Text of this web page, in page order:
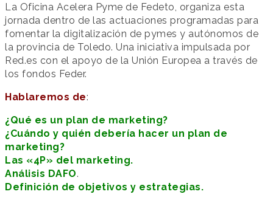
La Oficina Acelera Pyme de Fedeto, organiza esta
jornada dentro de las actuaciones programadas para
fomentar la digitalización de pymes y autónomos de
la provincia de Toledo. Una iniciativa impulsada por
Red.es con el apoyo de la Unión Europea a través de
los fondos Feder.
Hablaremos de:
¿Qué es un plan de marketing?
¿Cuándo y quién debería hacer un plan de
marketing?
Las «4P» del marketing.
Análisis DAFO.
Definición de objetivos y estrategias.